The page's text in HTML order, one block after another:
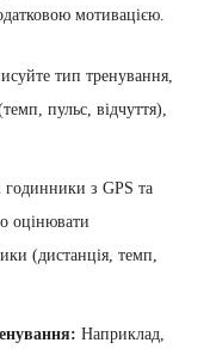
мотивацією.
тип тренування,
пульс, відчуття),
годинники з GPS та
оцінювати
(дистанція, темп,
Наприклад,